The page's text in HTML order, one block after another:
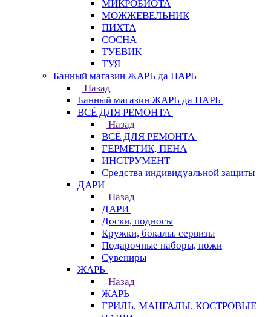
МИКРОБИОТА
МОЖЖЕВЕЛЬНИК
ПИХТА
СОСНА
ТУЕВИК
ТУЯ
Банный магазин ЖАРЬ да ПАРЬ
Назад
Банный магазин ЖАРЬ да ПАРЬ
ВСЁ ДЛЯ РЕМОНТА
Назад
ВСЁ ДЛЯ РЕМОНТА
ГЕРМЕТИК, ПЕНА
ИНСТРУМЕНТ
Средства индивидуальной защиты
ДАРИ
Назад
ДАРИ
Доски, подносы
Кружки, бокалы. сервизы
Подарочные наборы, ножи
Сувениры
ЖАРЬ
Назад
ЖАРЬ
ГРИЛЬ, МАНГАЛЫ, КОСТРОВЫЕ